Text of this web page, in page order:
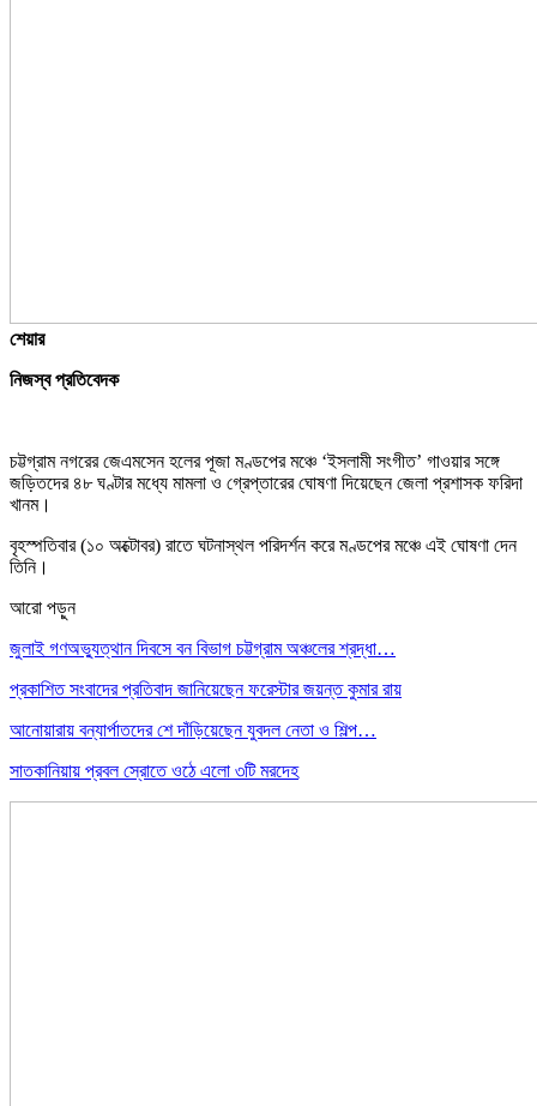
শেয়ার
নিজস্ব প্রতিবেদক
চট্টগ্রাম নগরের জেএমসেন হলের পূজা মণ্ডপের মঞ্চে ‘ইসলামী সংগীত’ গাওয়ার সঙ্গে
জড়িতদের ৪৮ ঘণ্টার মধ্যে মামলা ও গ্রেপ্তারের ঘোষণা দিয়েছেন জেলা প্রশাসক ফরিদা
খানম।
বৃহস্পতিবার (১০ অক্টোবর) রাতে ঘটনাস্থল পরিদর্শন করে মণ্ডপের মঞ্চে এই ঘোষণা দেন
তিনি।
আরো পড়ুন
জুলাই গণঅভ্যুত্থান দিবসে বন বিভাগ চট্টগ্রাম অঞ্চলের শ্রদ্ধা…
প্রকাশিত সংবাদের প্রতিবাদ জানিয়েছেন ফরেস্টার জয়ন্ত কুমার রায়
আনোয়ারায় বন্যার্পাতদের শে দাঁড়িয়েছেন যুবদল নেতা ও শিল্প…
সাতকানিয়ায় প্রবল স্রোতে ওঠে এলো ৩টি মরদেহ